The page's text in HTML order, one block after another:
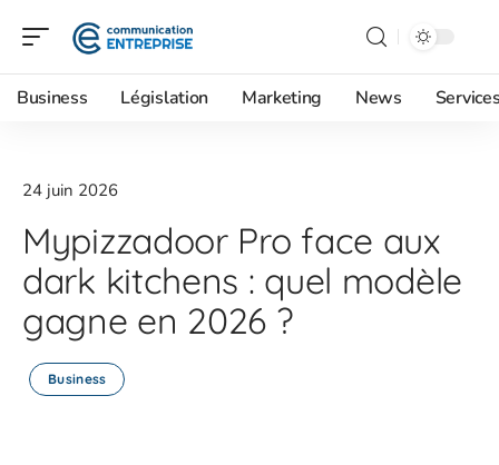
Business Législation Marketing News
24 juin 2026
Mypizzadoor Pro face aux
dark kitchens : quel modèle
gagne en 2026 ?
Business